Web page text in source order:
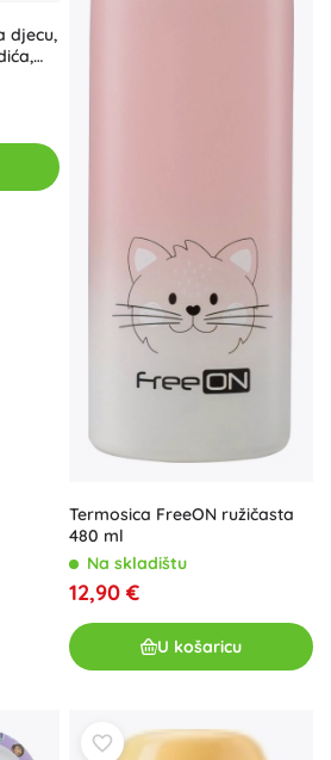
djecu,
Termosica FreeON ružičasta
480 ml
Na skladištu
12,90 €
U košaricu